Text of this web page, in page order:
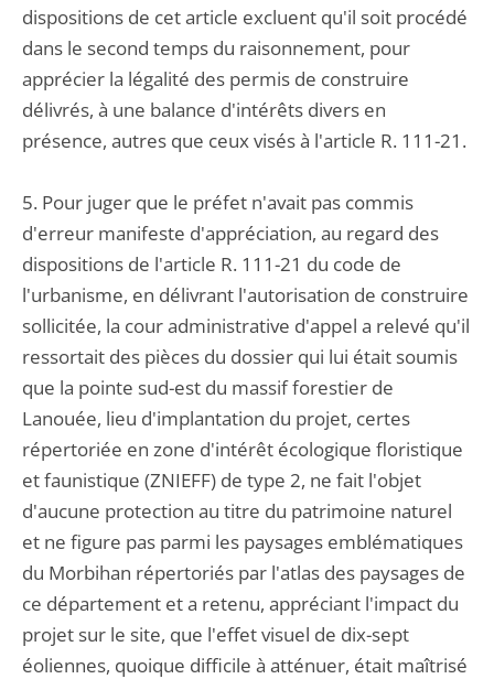
dispositions de cet article excluent qu'il soit procédé
dans le second temps du raisonnement, pour
apprécier la légalité des permis de construire
délivrés, à une balance d'intérêts divers en
présence, autres que ceux visés à l'article R. 111-21.
5. Pour juger que le préfet n'avait pas commis
d'erreur manifeste d'appréciation, au regard des
dispositions de l'article R. 111-21 du code de
l'urbanisme, en délivrant l'autorisation de construire
sollicitée, la cour administrative d'appel a relevé qu'il
ressortait des pièces du dossier qui lui était soumis
que la pointe sud-est du massif forestier de
Lanouée, lieu d'implantation du projet, certes
répertoriée en zone d'intérêt écologique floristique
et faunistique (ZNIEFF) de type 2, ne fait l'objet
d'aucune protection au titre du patrimoine naturel
et ne figure pas parmi les paysages emblématiques
du Morbihan répertoriés par l'atlas des paysages de
ce département et a retenu, appréciant l'impact du
projet sur le site, que l'effet visuel de dix-sept
éoliennes, quoique difficile à atténuer, était maîtrisé